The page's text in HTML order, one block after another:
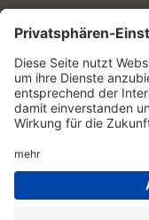
Tel: 089 / 244 10